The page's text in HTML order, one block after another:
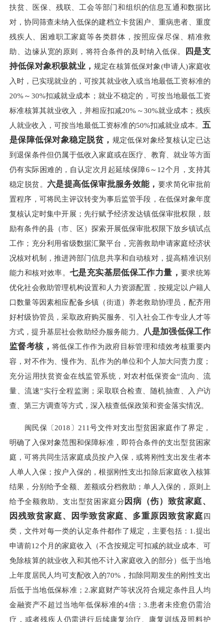
扶贫、医保、残联、工会等部门和组织的信息互通和数据比
对，协同筛查未纳入低保的建档立卡贫困户、重病患者、重度
残疾人、困难职工家庭等各类群体，按照应保尽保、精准救
助、边缘从宽的原则，将符合条件的及时纳入低保。
四是支
持低保对象积极就业， 规定在核算低保对象(申请人)家庭收
入时，已实现就业的，可按其就业收入或当地最低工资标准的
20%～30%扣减就业成本；就业不稳定的，可按当地最低工资
标准核算其就业收入，并相应扣减20%～30%就业成本；残疾
人就业收入，可按当地最低工资标准的50%扣减就业成本。 五
是保障低保对象稳定脱贫， 规定低保对象经复核认定已达
到退保条件但仍属于低收入家庭或在医疗、教育、就业等方面
仍有实际困难的，自认定次月起延续保障6～12个月，支持其
稳定脱贫。 六是提高低保审批服务效能， 要求简化审批前
置程序，可将民主评议转变为事后监管手段，在低保对象年度
复核认定时集中开展；先行赋予经济发达镇低保审批权限，鼓
励有条件的县（市、区）探索开展低保审批权限下放乡镇试点
工作；充分利用省级数据汇聚平台，完善救助申请家庭经济状
况核对机制，推进跨部门信息共享和自动核对，提高精准识别
能力和核对效率。 七是充实基层低保工作力量， 要求统筹
优化社会救助管理机构设置和人力资源配置，按规定以户籍人
口数量等因素相应配备乡镇（街道）养老救助协理员，配齐用
好村级协管员，采取政府购买服务、引入社会工作专业人才等
方式，提升基层社会救助经办服务能力。 八是加强低保工作
监督考核， 将低保工作作为政府目标管理和绩效考核重要内
容，对不作为、慢作为、乱作为的单位和个人加大问责力度；
充分运用扶贫资金在线监管系统，对农村低保资金“流向、流
量、流速”实行全程监测；采取联合检查、随机抽查、入户访
查、第三方调查等方式，深入核查低保政策和资金落实情况。
闽民保〔2018〕211号文件对支出型贫困家庭作了界定，
明确了入保对象范围和保障标准，即符合条件的支出型贫困家
庭，可将共同生活家庭成员按户入保，或将刚性支出发生者本
人单人入保；按户入保的，根据刚性支出扣除后家庭收入核算
结果，分别给予全额、差额或分档救助；单人入保的，原则上
给予全额救助。支出型贫困家庭分 因病（伤）致贫家庭、
因残致贫家庭、因学致贫家庭、多重原因致贫家庭四
类，文件对每一类的认定条件都作了规定，主要包括：1.提出
申请前12个月的家庭收入（不含按规定可扣减的就业成本、可
免除核算的就业收入和其他不计入家庭收入的部分）低于当地
上年度居民人均可支配收入的70%，扣除同期发生的刚性支出
后低于当地低保标准；2.家庭财产等状况符合规定条件且人均
金融资产不超过当地年低保标准的4倍；3.患者未痊愈仍需治
疗，或者残疾人仍需进行后续康复治疗、康复训练及照料护